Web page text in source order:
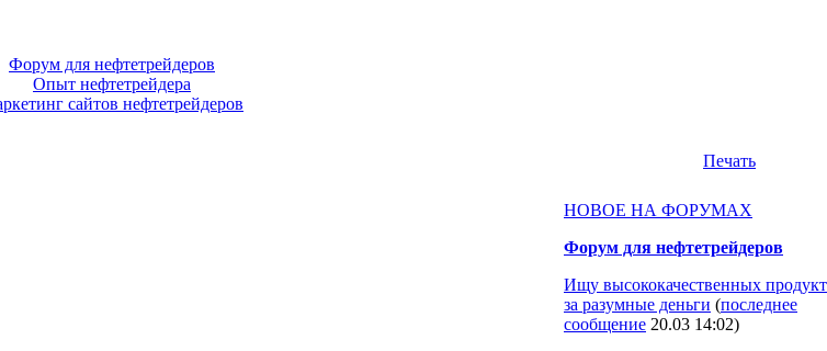
Форум для нефтетрейдеров
Опыт нефтетрейдера
сайтов нефтетрейдеров
Печать
НОВОЕ НА ФОРУМАХ
Форум для нефтетрейдеров
Ищу высококачественных продукт
за разумные деньги (последнее
сообщение 20.03 14:02)